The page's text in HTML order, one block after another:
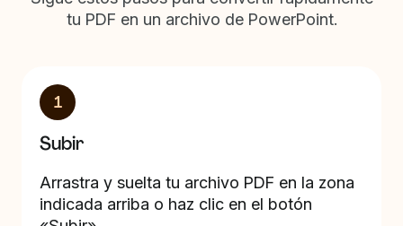
tu PDF en un archivo de PowerPoint.
1
Subir
Arrastra y suelta tu archivo PDF en la zona
indicada arriba o haz clic en el botón